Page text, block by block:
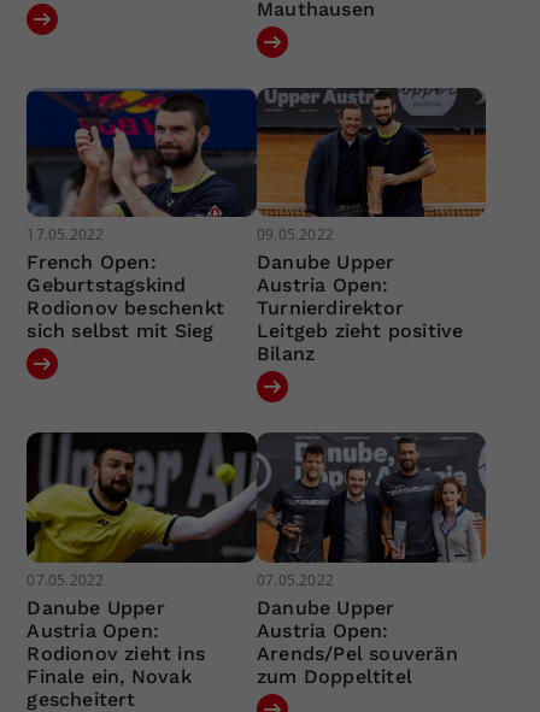
Mauthausen
17.05.2022
French Open:
Geburtstagskind
Rodionov beschenkt
sich selbst mit Sieg
09.05.2022
Danube Upper
Austria Open:
Turnierdirektor
Leitgeb zieht positive
Bilanz
07.05.2022
Danube Upper
Austria Open:
Rodionov zieht ins
Finale ein, Novak
gescheitert
07.05.2022
Danube Upper
Austria Open:
Arends/Pel souverän
zum Doppeltitel